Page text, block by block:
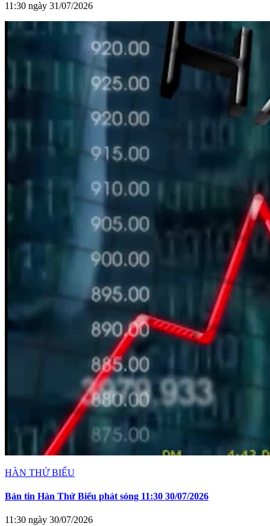
11:30 ngày 31/07/2026
HÀN THỬ BIỂU
Bản tin Hàn Thử Biểu phát sóng 11:30 30/07/2026
11:30 ngày 30/07/2026